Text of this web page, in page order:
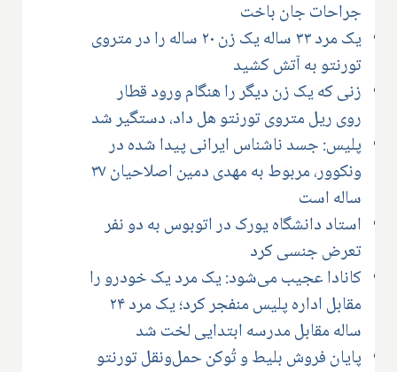
جراحات جان باخت
یک مرد ۳۳ ساله یک زن ۲۰ ساله را در متروی
تورنتو به آتش کشید
زنی که یک زن دیگر را هنگام ورود قطار
روی ریل متروی تورنتو هل داد، دستگیر شد
پلیس: جسد ناشناس ایرانی پیدا شده در
ونکوور، مربوط به مهدی دمین اصلاحیان ۳۷
ساله است
استاد دانشگاه یورک در اتوبوس به دو نفر
تعرض جنسی کرد
کانادا عجیب می‌شود: یک مرد یک خودرو را
مقابل اداره پلیس منفجر کرد؛ یک مرد ۲۴
ساله مقابل مدرسه ابتدایی لخت شد
پایان فروش بلیط و تُوکن حمل‌ونقل تورنتو